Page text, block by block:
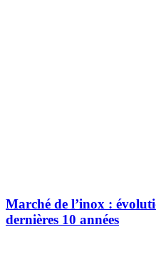
Marché de l’inox :
dernières 10 années